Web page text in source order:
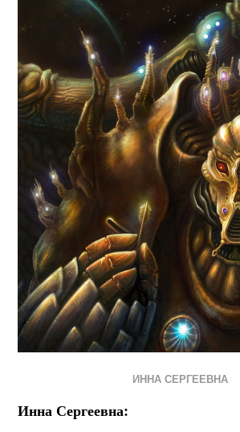
ИННА СЕРГЕЕВНА
Инна Сергеевна: